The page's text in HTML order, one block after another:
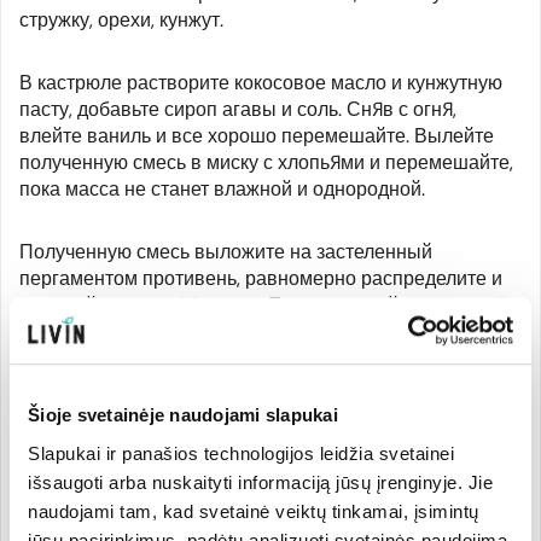
Šioje svetainėje naudojami slapukai
Slapukai ir panašios technologijos leidžia svetainei
išsaugoti arba nuskaityti informaciją jūsų įrenginyje. Jie
naudojami tam, kad svetainė veiktų tinkamai, įsimintų
стружку, орехи, кунжут.
В кастрюле растворите кокосовое масло и кунжутную
пасту, добавьте сироп агавы и соль. Сняв с огня,
влейте ваниль и все хорошо перемешайте. Вылейте
полученную смесь в миску с хлопьями и перемешайте,
пока масса не станет влажной и однородной.
Полученную смесь выложите на застеленный
пергаментом противень, равномерно распределите и
выпекайте около 35 минут. Перемешивайте каждые 5
минут до получения однородного коричневого цвета,
постоянно наблюдая за процессом.
Как только гранола приобретет красивый золотистый
цвет, выньте ее из духовки, охладите на решетке,
переложив прямо с пергаментом (остыв, она станет
хрустящей).